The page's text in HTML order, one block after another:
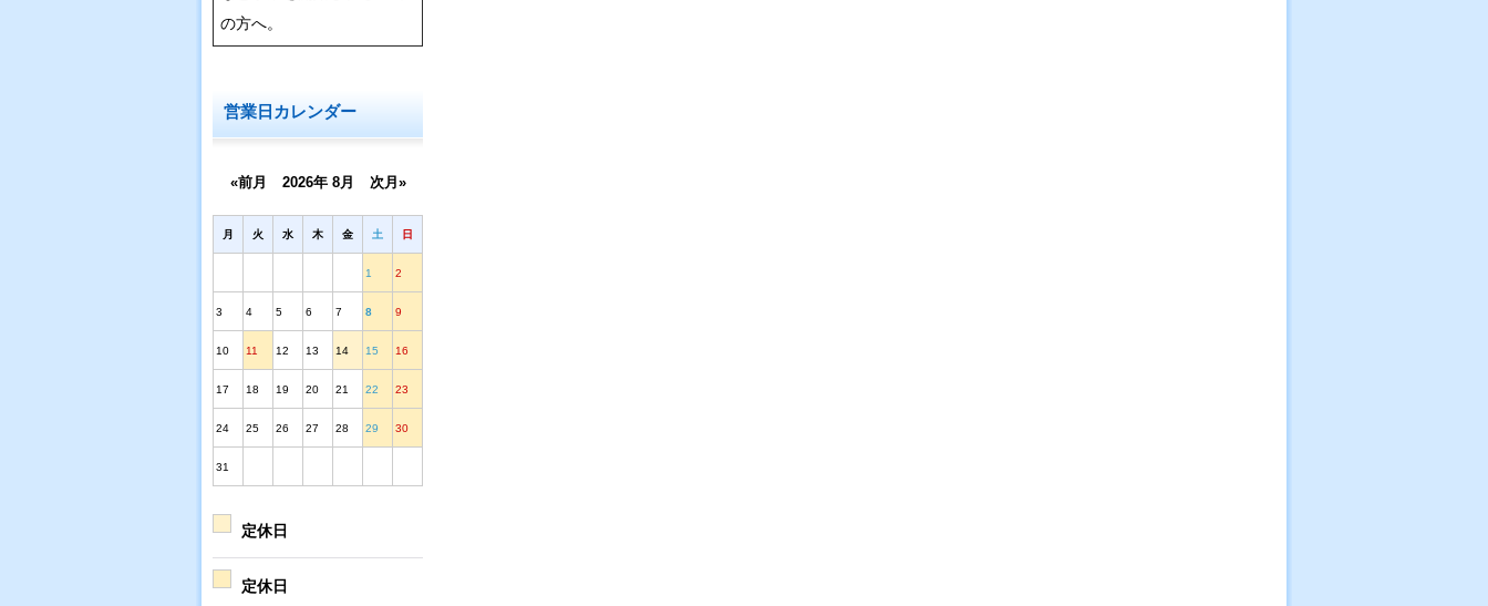
の方へ。
営業日カレンダー
«前月 2026年 8月 次月»
月 火 水 木 金 土 日
1 2
3 4 5 6 7 8 9
10 11 12 13 14 15 16
17 18 19 20 21 22 23
24 25 26 27 28 29 30
31
定休日
定休日